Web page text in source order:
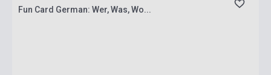
Fun Card German: Wer, Was, Wo...